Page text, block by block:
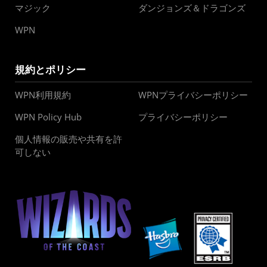
マジック
ダンジョンズ＆ドラゴンズ
WPN
規約とポリシー
WPN利用規約
WPNプライバシーポリシー
WPN Policy Hub
プライバシーポリシー
個人情報の販売や共有を許
可しない